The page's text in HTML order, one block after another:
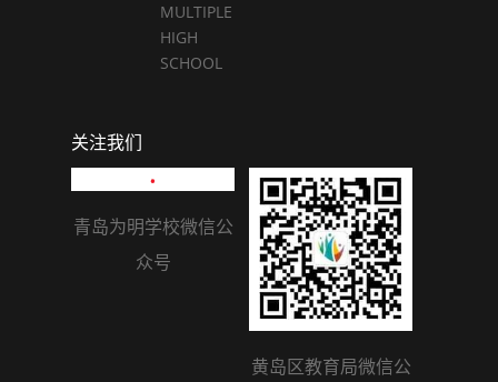
MULTIPLE
HIGH
SCHOOL
关注我们
青岛为明学校微信公
众号
黄岛区教育局微信公